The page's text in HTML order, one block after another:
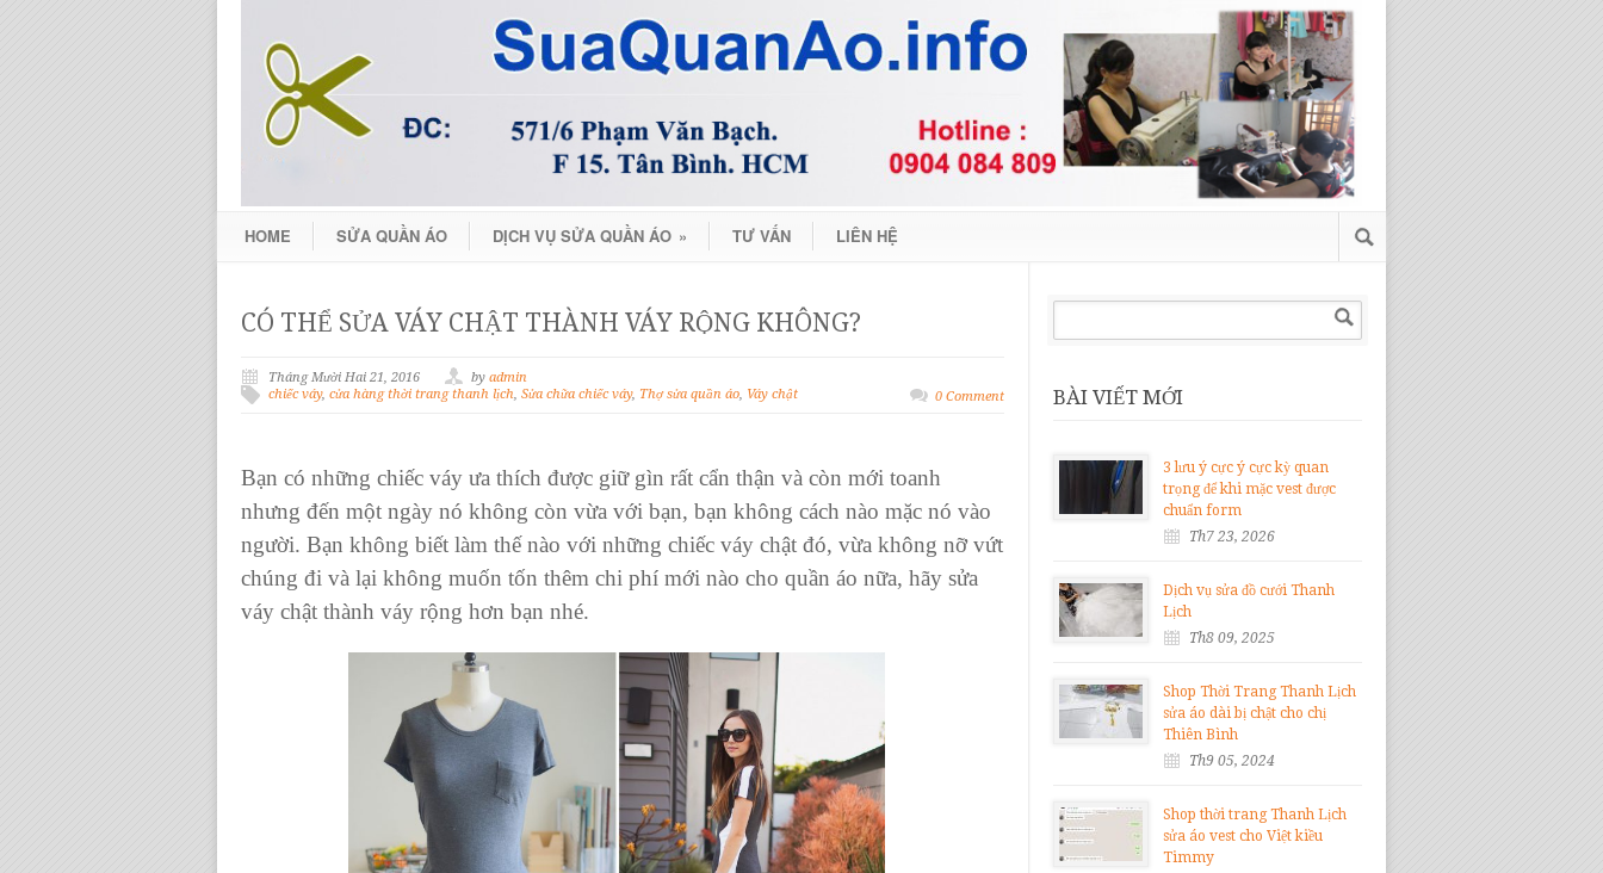
HOME SỬA QUẦN ÁO DỊCH VỤ SỬA QUẦN ÁO » TƯ VẤN LIÊN HỆ
CÓ THỂ SỬA VÁY CHẬT THÀNH VÁY RỘNG KHÔNG?
Tháng Mười Hai 21, 2016 by admin
chiếc váy, cửa hàng thời trang thanh lịch, Sửa chữa chiếc váy, Thợ sửa quần áo, Váy chật 0 Comment
Bạn có những chiếc váy ưa thích được giữ gìn rất cẩn thận và còn mới toanh
nhưng đến một ngày nó không còn vừa với bạn, bạn không cách nào mặc nó vào
người. Bạn không biết làm thế nào với những chiếc váy chật đó, vừa không nỡ vứt
chúng đi và lại không muốn tốn thêm chi phí mới nào cho quần áo nữa, hãy sửa
váy chật thành váy rộng hơn bạn nhé.
BÀI VIẾT MỚI
3 lưu ý cực ý cực kỳ quan
trọng để khi mặc vest được
chuẩn form
Th7 23, 2026
Dịch vụ sửa đồ cưới Thanh
Lịch
Th8 09, 2025
Shop Thời Trang Thanh Lịch
sửa áo dài bị chật cho chị
Thiên Bình
Th9 05, 2024
Shop thời trang Thanh Lịch
sửa áo vest cho Việt kiều
Timmy